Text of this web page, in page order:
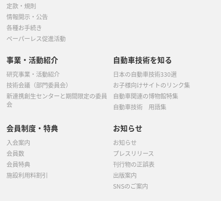
定款・規則
情報開示・公告
各種お手続き
ペーパーレス促進活動
事業・活動紹介
研究事業・活動紹介
技術会議（部門委員会）
新連携創生センターと期間限定の委員
会
自動車技術を知る
日本の自動車技術330選
お子様向けサイトのリンク集
自動車関連の博物館特集
自動車技術 用語集
会員制度・特典
入会案内
会員数
会員特典
施設利用料割引
お知らせ
お知らせ
プレスリリース
刊行物の正誤表
出版案内
SNSのご案内